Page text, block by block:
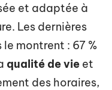
et adaptée à
Les dernières
montrent : 67 %
qualité de vie et
des horaires,